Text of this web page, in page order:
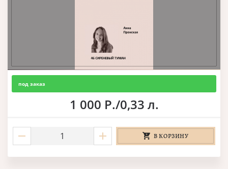
под заказ
1 000 Р./0,33 л.
В КОРЗИНУ